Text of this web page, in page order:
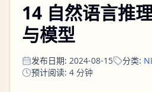
14 自然语言推
与模型
发布日期: 2024-08-15 分类:
预计阅读: 4 分钟